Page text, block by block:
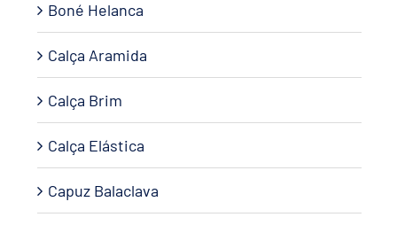
Boné Helanca
Calça Aramida
Calça Brim
Calça Elástica
Capuz Balaclava